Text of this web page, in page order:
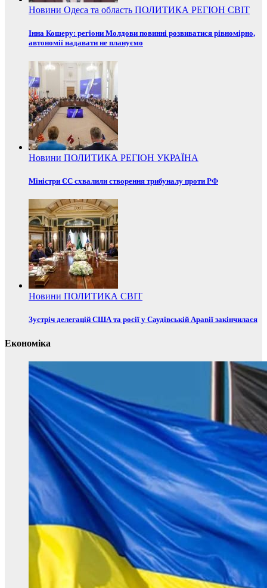
Новини Одеса та область ПОЛИТИКА РЕГІОН СВІТ
Інна Кошеру: регіони Молдови повинні розвиватися рівномірно,
автономії надавати не плануємо
Новини ПОЛИТИКА РЕГІОН УКРАЇНА
Міністри ЄС схвалили створення трибуналу проти РФ
Новини ПОЛИТИКА СВІТ
Зустріч делегацій США та росії у Саудівській Аравії закінчилася
Економіка